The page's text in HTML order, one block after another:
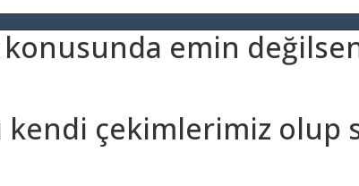
konusunda emin
kendi çekimlerimiz olup